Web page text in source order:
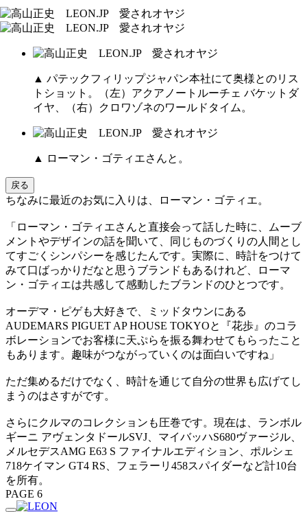
▲ パテックフィリップジャパン本社にて奥様とのリス
トショット。（左）アクアノートルーチェ バケットダ
イヤ、（右）クロワゾネのワールドタイム。
▲ ローマン・ゴティエさんと。
戻る
ちなみに最近のお気に入りは、ローマン・ゴティエ。
「ローマン・ゴティエさんと直接会って話した時に、ムーブ
メントやデザインの話を聞いて、同じものづくりの人間とし
てすごくシンパシーを感じたんです。実際に、時計をつけて
みて口ばっかりだなと思うブランドもあるけれど、ローマ
ン・ゴティエは共感して感動したブランドのひとつです。
オーデマ・ピゲも大好きで、ミッドタウンにある
AUDEMARS PIGUET AP HOUSE TOKYOと『花歩』のコラ
ボレーションでお客様に天ぷらを振る舞わせてもらったこと
もあります。趣味がつながっていくのは面白いですね」
ただ集めるだけでなく、時計を通じて自分の世界も広げてし
まうのはさすがです。
さらにクルマのコレクションも圧巻です。現在は、ランボル
ギーニ アヴェンタドールSVJ、マイバッハS680ヴァージル、
メルセデスAMG E63 S ファイナルエディション、ポルシェ
718ケイマン GT4 RS、フェラーリ458スパイダーなど計10台
を所有。
PAGE 6